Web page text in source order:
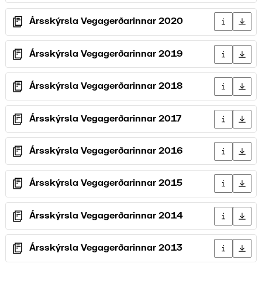
Ársskýrsla Vegagerðarinnar 2020 Upplýsingar
Sækja
Ársskýrsla Vegagerðarinnar 2019 Upplýsingar
Sækja
Ársskýrsla Vegagerðarinnar 2018 Upplýsingar
Sækja
Ársskýrsla Vegagerðarinnar 2017 Upplýsingar
Sækja
Ársskýrsla Vegagerðarinnar 2016 Upplýsingar
Sækja
Ársskýrsla Vegagerðarinnar 2015 Upplýsingar
Sækja
Ársskýrsla Vegagerðarinnar 2014 Upplýsingar
Sækja
Ársskýrsla Vegagerðarinnar 2013 Upplýsingar
Sækja